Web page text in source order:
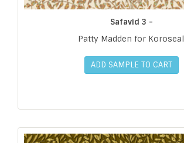
Safavid 3 -
Patty Madden for Koroseal
ADD SAMPLE TO CART